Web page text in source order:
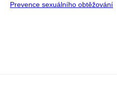
Prevence sexuálního obtěžování